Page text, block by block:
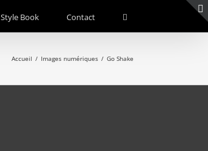
Style Book Contact
Accueil / Images numériques / Go Shake